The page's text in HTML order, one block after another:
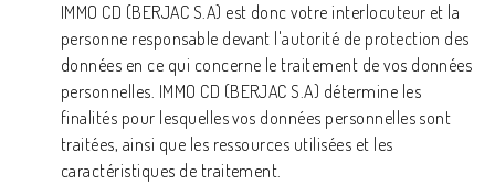
IMMO CD (BERJAC S.A) est donc votre interlocuteur et la
personne responsable devant l'autorité de protection des
données en ce qui concerne le traitement de vos données
personnelles. IMMO CD (BERJAC S.A) détermine les
finalités pour lesquelles vos données personnelles sont
traitées, ainsi que les ressources utilisées et les
caractéristiques de traitement.